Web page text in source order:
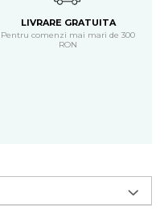
LIVRARE GRATUITA
Pentru comenzi mai mari de 300
RON